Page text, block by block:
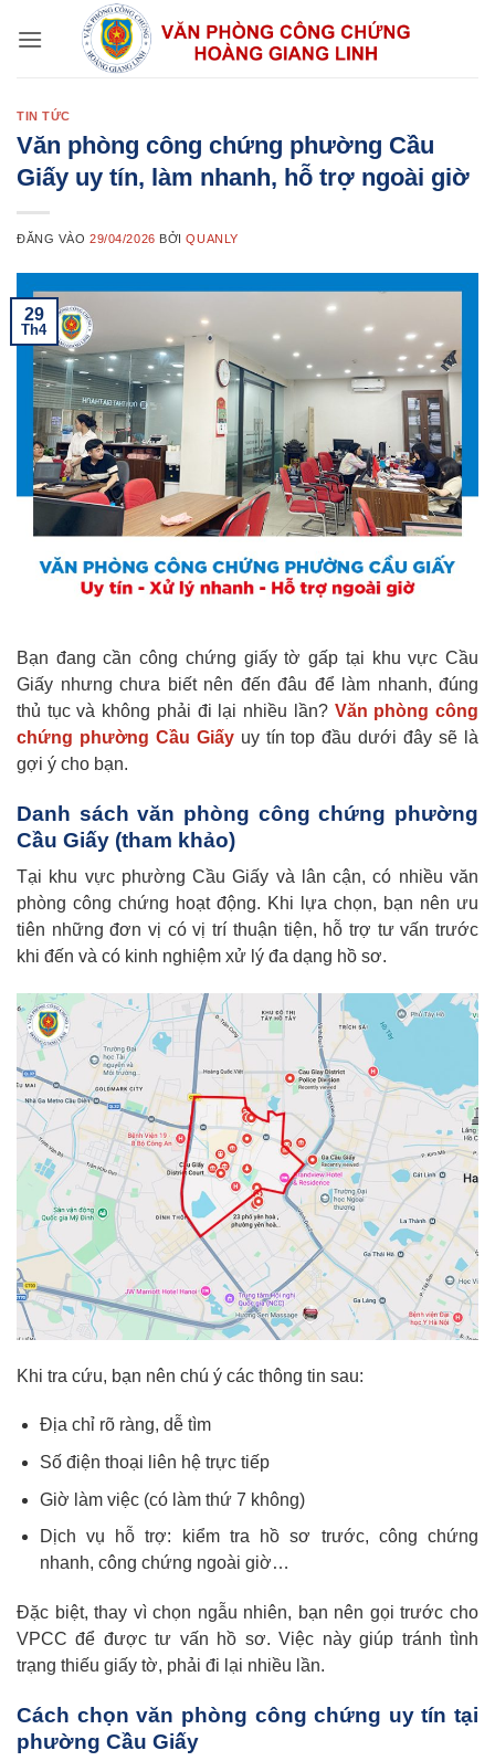
qua
TIN TỨC
Văn phòng công chứng phường Cầu
Giấy uy tín, làm nhanh, hỗ trợ ngoài giờ
ĐĂNG VÀO29/04/2026 BỞIQUANLY
29
Th4
Bạn đang cần công chứng giấy tờ gấp tại khu vực Cầu
Giấy nhưng chưa biết nên đến đâu để làm nhanh, đúng
thủ tục và không phải đi lại nhiều lần? Văn phòng công
chứng phường Cầu Giấyuy tín top đầu dưới đây sẽ là
gợi ý cho bạn.
Danh sách văn phòng công chứng phường
Cầu Giấy (tham khảo)
Tại khu vực phường Cầu Giấy và lân cận, có nhiều văn
phòng công chứng hoạt động. Khi lựa chọn, bạn nên ưu
tiên những đơn vị có vị trí thuận tiện, hỗ trợ tư vấn trước
khi đến và có kinh nghiệm xử lý đa dạng hồ sơ.
Khi tra cứu, bạn nên chú ý các thông tin sau:
Địa chỉ rõ ràng, dễ tìm
Số điện thoại liên hệ trực tiếp
Giờ làm việc (có làm thứ 7 không)
Dịch vụ hỗ trợ: kiểm tra hồ sơ trước, công chứng
nhanh, công chứng ngoài giờ…
Đặc biệt, thay vì chọn ngẫu nhiên, bạn nên gọi trước cho
VPCC để được tư vấn hồ sơ. Việc này giúp tránh tình
trạng thiếu giấy tờ, phải đi lại nhiều lần.
Cách chọn văn phòng công chứng uy tín tại
phường Cầu Giấy